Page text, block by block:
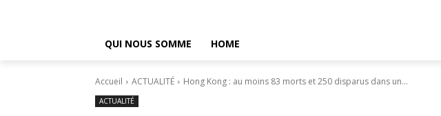
QUI NOUS SOMME HOME
Accueil ACTUALITÉ Hong Kong : au moins 83 morts et 250 disparus dans un...
ACTUALITÉ